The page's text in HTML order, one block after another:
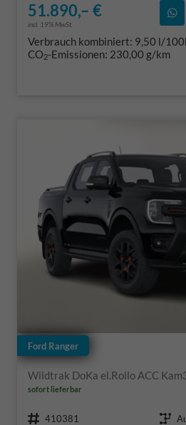
51.890,– €
incl. 19% MwSt.
Verbrauch kombiniert: 9,50 l/
CO2-Emissionen: 230,00 g/km
Ford Ranger
Wildtrak DoKa el.Rollo ACC
sofort lieferbar
Fahrzeugnr. 410381 Getriebe